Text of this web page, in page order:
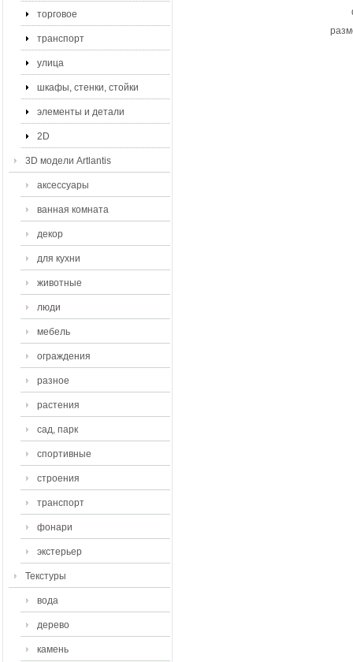
торговое
транспорт
улица
шкафы, стенки, стойки
элементы и детали
2D
3D модели Artlantis
аксессуары
ванная комната
декор
для кухни
животные
люди
мебель
ограждения
разное
растения
сад, парк
спортивные
строения
транспорт
фонари
экстерьер
Текстуры
вода
дерево
камень